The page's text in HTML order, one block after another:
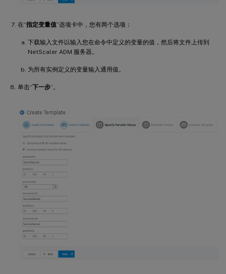
在“指定变量值”选项卡中，您有两个选项：
下载输入文件以输入您在命令中定义的变量的值，然后将文件上传到
NetScaler ADM 服务器。
为所有实例定义的变量输入通用值。
单击“下一步”。